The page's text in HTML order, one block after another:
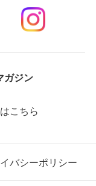
ガジン
こちら
バシーポリシー